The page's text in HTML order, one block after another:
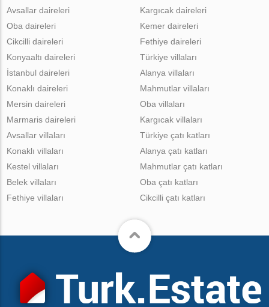
Avsallar daireleri
Oba daireleri
Cikcilli daireleri
Kargıcak daireleri
Kemer daireleri
Fethiye daireleri
Konyaaltı daireleri
İstanbul daireleri
Konaklı daireleri
Mersin daireleri
Marmaris daireleri
Türkiye villaları
Alanya villaları
Mahmutlar villaları
Oba villaları
Kargıcak villaları
Avsallar villaları
Konaklı villaları
Kestel villaları
Belek villaları
Fethiye villaları
Türkiye çatı katları
Alanya çatı katları
Mahmutlar çatı katları
Oba çatı katları
Cikcilli çatı katları